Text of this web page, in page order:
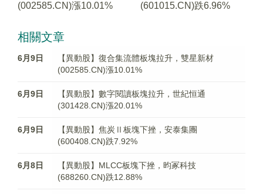
(002585.CN)漲10.01%
(601015.CN)跌6.96%
相關文章
6月9日
【異動股】復合集流體板塊拉升，雙星新材
(002585.CN)漲10.01%
6月9日
【異動股】數字閱讀板塊拉升，世紀恒通
(301428.CN)漲20.01%
6月9日
【異動股】焦炭Ⅱ板塊下挫，安泰集團
(600408.CN)跌7.92%
6月8日
【異動股】MLCC板塊下挫，昀冢科技
(688260.CN)跌12.88%